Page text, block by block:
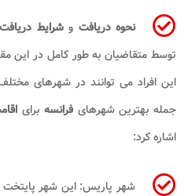
نحوه دریافت وشرایط
توسط متقاضیان به طور کامل در این
این افراد می توانند در شهرهای
جمله بهترین شهرهایفرانسه برای
اشاره کرد:
شهر پاریس: این شهر